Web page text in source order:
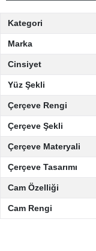
Kategori
Marka
Cinsiyet
Yüz Şekli
Çerçeve Rengi
Çerçeve Şekli
Çerçeve Materyali
Çerçeve Tasarımı
Cam Özelliği
Cam Rengi